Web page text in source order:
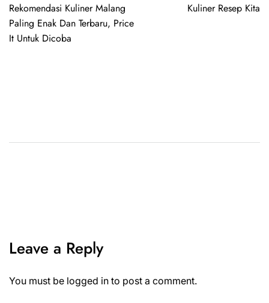
Rekomendasi Kuliner Malang
Paling Enak Dan Terbaru, Price
It Untuk Dicoba
Kuliner Resep Kita
Leave a Reply
You must be logged in to post a comment.